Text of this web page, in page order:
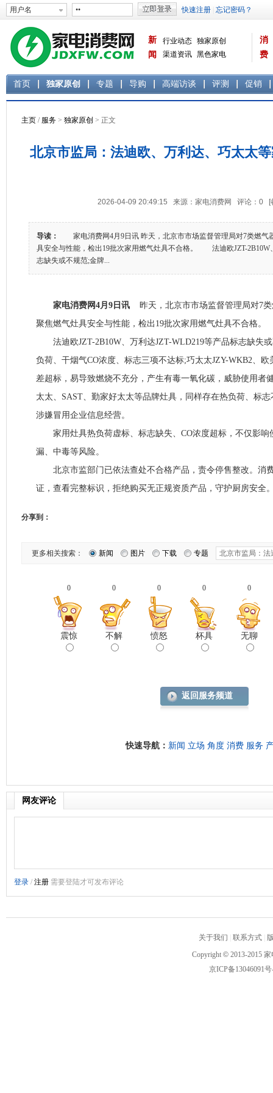
新
闻
行业动态 独家原创
渠道资讯 黑色家电
消
费
首页 独家原创 专题 导购 高端访谈 评测 促销
主页 / 服务 > 独家原创 > 正文
北京市监局：法迪欧、万利达、巧太太
2026-04-09 20:49:15 来源：家电消费网 评论： 0 [
导读：
家电消费网4月9日讯 昨天，北京市市场监督管理局对7类燃气
具安全与性能，检出19批次家用燃气灶具不合格。 法迪欧JZT-2B10W
志缺失或不规范;金牌...
家电消费网4月9日讯 昨天，北京市市场监督管理局对7
聚焦燃气灶具安全与性能，检出19批次家用燃气灶具不合格。
法迪欧JZT-2B10W、万利达JZT-WLD219等产品标志缺失或
负荷、干烟气CO浓度、标志三项不达标;巧太太JZY-WKB2、欧
差超标，易导致燃烧不充分，产生有毒一氧化碳，威胁使用者
太太、SAST、勤家好太太等品牌灶具，同样存在热负荷、标
涉嫌冒用企业信息经营。
家用灶具热负荷虚标、标志缺失、CO浓度超标，不仅影响
漏、中毒等风险。
北京市监部门已依法查处不合格产品，责令停售整改。消
证，查看完整标识，拒绝购买无正规资质产品，守护厨房安全
分享到：
更多相关搜索： 新闻 图片 下载 专题
0
震惊
0
不解
0
愤怒
0
杯具
0
无聊
返回服务频道
快速导航： 新闻 立场 角度 消费 服务
网友评论
关于我们 联系方式
Copyright © 2013-2015
京ICP备13046091号